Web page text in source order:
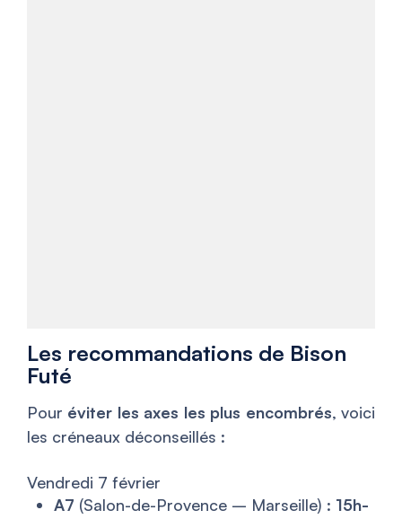
Les recommandations de Bison
Futé
Pour éviter les axes les plus encombrés, voici
les créneaux déconseillés :
Vendredi 7 février
A7 (Salon-de-Provence – Marseille) : 15h-